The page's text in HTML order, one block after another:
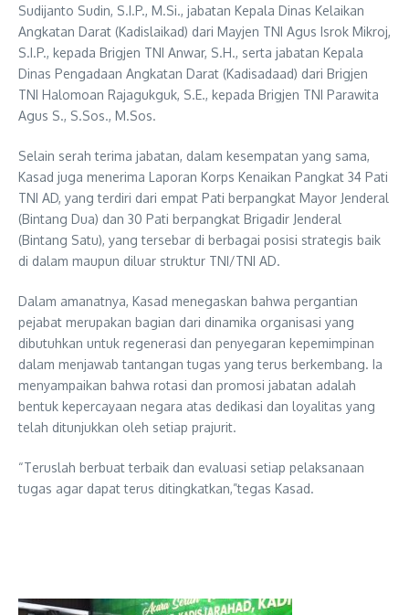
Sudijanto Sudin, S.I.P., M.Si., jabatan Kepala Dinas Kelaikan
Angkatan Darat (Kadislaikad) dari Mayjen TNI Agus Isrok Mikroj,
S.I.P., kepada Brigjen TNI Anwar, S.H., serta jabatan Kepala
Dinas Pengadaan Angkatan Darat (Kadisadaad) dari Brigjen
TNI Halomoan Rajagukguk, S.E., kepada Brigjen TNI Parawita
Agus S., S.Sos., M.Sos.
Selain serah terima jabatan, dalam kesempatan yang sama,
Kasad juga menerima Laporan Korps Kenaikan Pangkat 34 Pati
TNI AD, yang terdiri dari empat Pati berpangkat Mayor Jenderal
(Bintang Dua) dan 30 Pati berpangkat Brigadir Jenderal
(Bintang Satu), yang tersebar di berbagai posisi strategis baik
di dalam maupun diluar struktur TNI/TNI AD.
Dalam amanatnya, Kasad menegaskan bahwa pergantian
pejabat merupakan bagian dari dinamika organisasi yang
dibutuhkan untuk regenerasi dan penyegaran kepemimpinan
dalam menjawab tantangan tugas yang terus berkembang. Ia
menyampaikan bahwa rotasi dan promosi jabatan adalah
bentuk kepercayaan negara atas dedikasi dan loyalitas yang
telah ditunjukkan oleh setiap prajurit.
“Teruslah berbuat terbaik dan evaluasi setiap pelaksanaan
tugas agar dapat terus ditingkatkan,”tegas Kasad.